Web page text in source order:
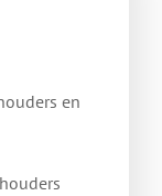
en